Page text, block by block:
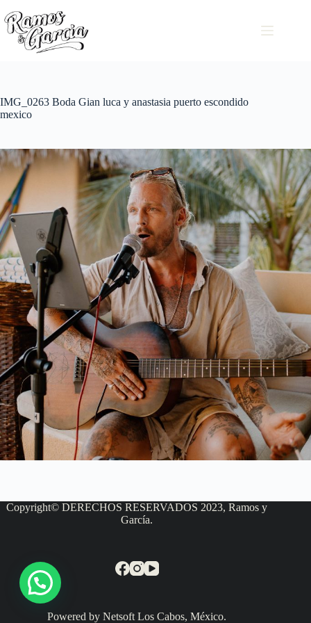
IMG_0263 Boda Gian luca y anastasia puerto escondido
mexico
Copyright© DERECHOS RESERVADOS 2023, Ramos y
García.
Powered by Netsoft Los Cabos, México.